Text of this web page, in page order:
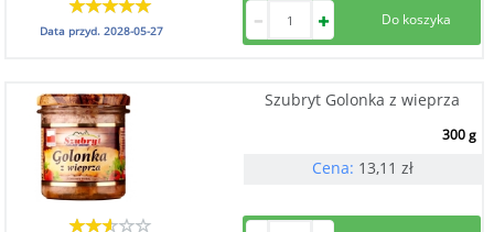
Data przyd.2028-05-27
Szubryt Golonka z wieprza
300 g
Cena: 13,11 zł